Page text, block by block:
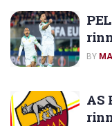
BY
AS